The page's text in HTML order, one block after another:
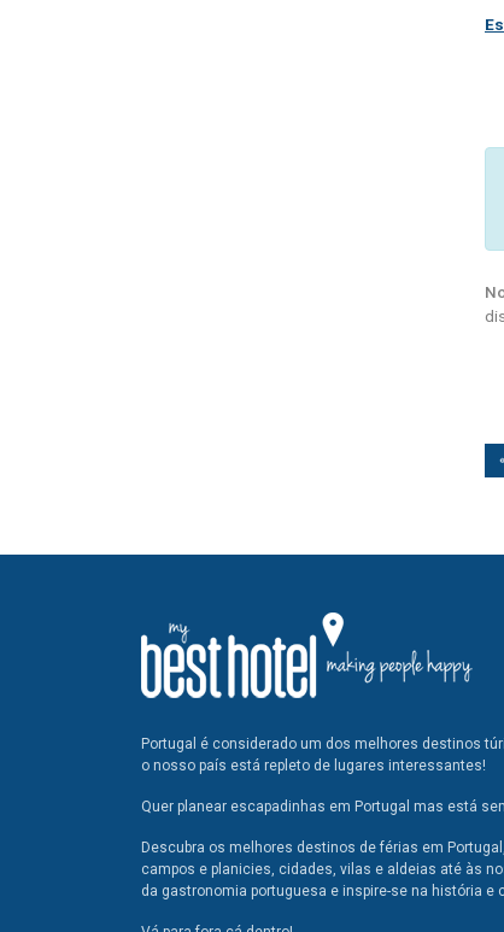
Portugal é considerado um dos melhores destinos
o nosso país está repleto de lugares interessantes!
Quer planear escapadinhas em Portugal mas está
Descubra os melhores destinos de férias em
campos e planicies, cidades, vilas e aldeias até às
da gastronomia portuguesa e inspire-se na história e